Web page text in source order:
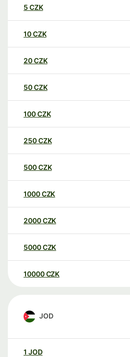
5 CZK
10CZK
20CZK
50CZK
100CZK
250CZK
500CZK
1000CZK
2000CZK
5000CZK
10000 CZK
JOD
1 JOD